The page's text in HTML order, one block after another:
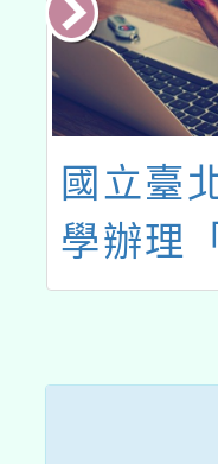
國立臺
學辦理
在職教
人員美
升計畫